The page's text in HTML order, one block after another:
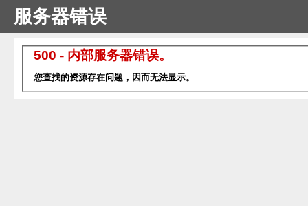
服务器错误
500 - 内部服务器错误。
您查找的资源存在问题，因而无法显示。